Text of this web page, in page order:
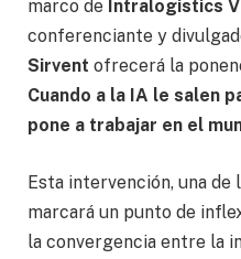
marco de Intralogistics
conferenciante y
Sirvent ofrecerá la
Cuando a la IA le salen
pone a trabajar en el
Esta intervención, una de
marcará un punto de
la convergencia entre la